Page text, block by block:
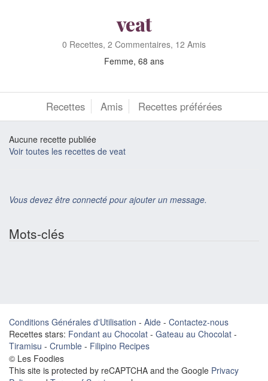
veat
0 Recettes, 2 Commentaires, 12 Amis
Femme, 68 ans
Recettes Amis Recettes préférées
Aucune recette publiée
Voir toutes les recettes de veat
Vous devez être connecté pour ajouter un message.
Mots-clés
Conditions Générales d'Utilisation - Aide - Contactez-nous
Recettes stars: Fondant au Chocolat - Gateau au Chocolat -
Tiramisu - Crumble - Filipino Recipes
© Les Foodies
This site is protected by reCAPTCHA and the Google Privacy